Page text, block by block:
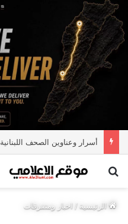
أسرار وعناوين الصحف اللبنانية
بحث عن
الرئيسية/ اخبار ومتفرقات